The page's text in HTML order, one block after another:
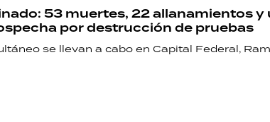
53 muertes, 22 allanamientos y
por destrucción de pruebas
se llevan a cabo en Capital Federal,